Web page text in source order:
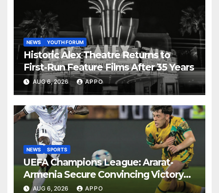
NEWS YOUTH FORUM
Historic Alex Theatre Returns to
First-Run Feature Films After 35 Years
AUG 6, 2026 APPO
NEWS SPORTS
UEFA Champions League: Ararat-
Armenia Secure Convincing Victory
Over Shamrock Rovers 2-0
AUG 6, 2026 APPO